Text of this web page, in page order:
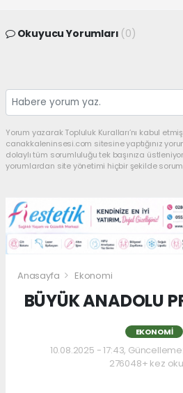
Okuyucu Yorumları (0)
Yorum yazarak Topluluk Kuralları’nı kabul
canakkaleninsesi.com sitesine yaptığınız
dolaylı tüm sorumluluğu tek başınıza
yorumlardan site yönetimi hiçbir şekilde
Anasayfa Ekonomi
BÜYÜK ANADOLU
EKONOMI
10.08.2025 - 17:43,
276048+ kez